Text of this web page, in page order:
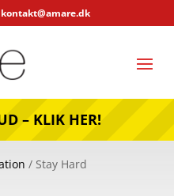
kontakt@amare.dk
– KLIK HER!
/ Stay Hard